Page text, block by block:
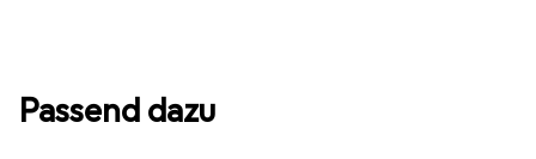
Passend dazu